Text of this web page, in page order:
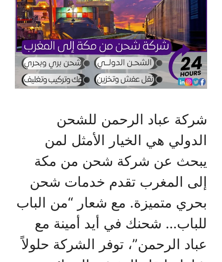
شركة عباد الرحمن للشحن
الدولي هي الخيار الأمثل لمن
يبحث عن شركة شحن من مكة
إلى المغرب تقدم خدمات شحن
بحري متميزة. مع شعار “من الباب
للباب… شحنك في أيد أمينة مع
عباد الرحمن”، توفر الشركة حلولاً